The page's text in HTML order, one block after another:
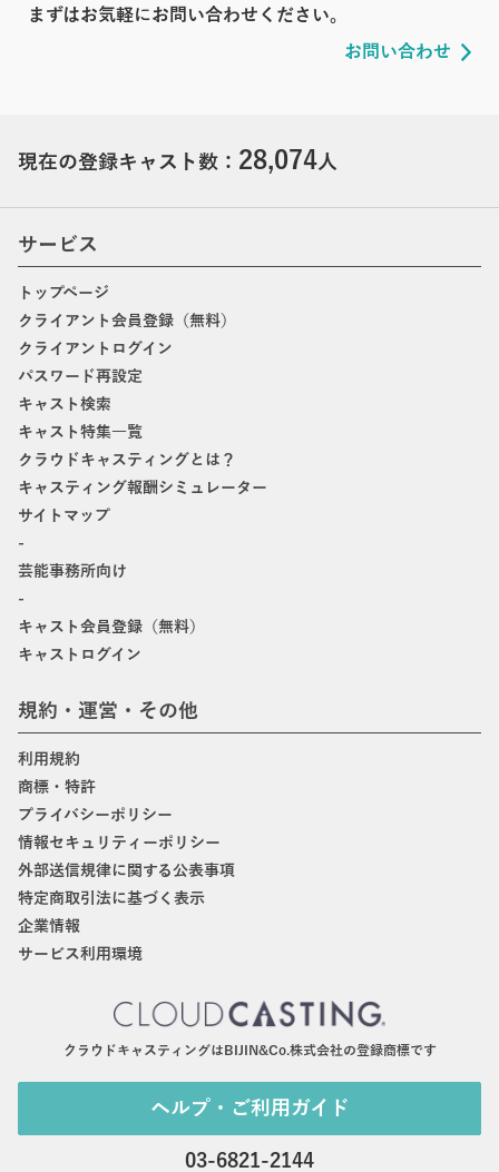
まずはお気軽にお問い合わせください。
お問い合わせ
現在の登録キャスト数： 28,074人
サービス
トップページ
クライアント会員登録（無料）
クライアントログイン
パスワード再設定
キャスト検索
キャスト特集一覧
クラウドキャスティングとは？
キャスティング報酬シミュレーター
サイトマップ
-
芸能事務所向け
-
キャスト会員登録（無料）
キャストログイン
規約・運営・その他
利用規約
商標・特許
プライバシーポリシー
情報セキュリティーポリシー
外部送信規律に関する公表事項
特定商取引法に基づく表示
企業情報
サービス利用環境
クラウドキャスティングはBIJIN&Co.株式会社の登録商標です
ヘルプ・ご利用ガイド
03-6821-2144